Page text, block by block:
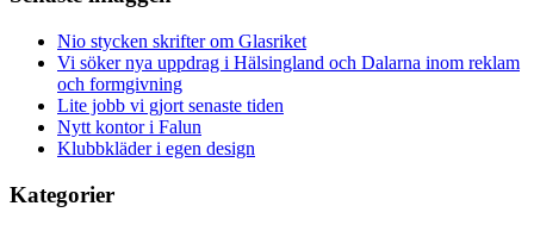
Nio stycken skrifter om Glasriket
Vi söker nya uppdrag i Hälsingland och Dalarna inom reklam
och formgivning
Lite jobb vi gjort senaste tiden
Nytt kontor i Falun
Klubbkläder i egen design
Kategorier